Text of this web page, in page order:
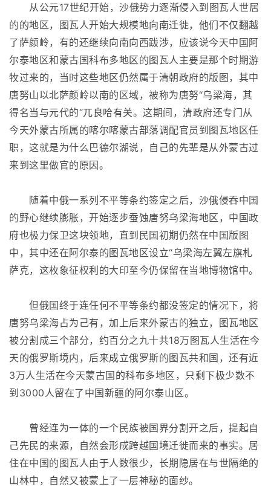
从公元17世纪开始，沙俄势力逐渐侵入到图瓦人世居
的的地区，图瓦人开始大规模地向南迁徙，他们不仅翻越
了萨颜岭，有的还继续向南向西跋涉，应该说今天中国阿
尔泰地区和蒙古国科布多地区的图瓦人主要是那个时期游
牧过来的，当时这些地区仍然属于清朝政府的版图，其中
唐努山以北萨颜岭以南的区域，被称为唐努“乌梁海，其
得名当与元代的“兀良哈有关。这期间，清政府还专门从
今天外蒙古所属的喀尔喀蒙古部落调配官员到图瓦地区任
职，这就是为什么巴德尔湖说，自己的先辈是从外蒙古过
来到这里做官的原因。
随着中俄一系列不平等条约签定之后，沙俄侵吞中国
的野心继续膨胀，开始逐步蚕蚀唐努乌梁海地区，中国政
府也极力保卫这块领地，直到民国初期仍然在中国版图
中，其中还在阿尔泰的图瓦地区设立“乌梁海左翼左旗札
萨克，这枚象征权利的大印至今仍保留在当地博物馆中。
但俄国终于连任何不平等条约都没签定的情况下，将
唐努乌梁海占为己有，加上后来外蒙古的独立，图瓦地区
被分割成三个部分，约百分之九十共18万图瓦人生活在今
天的俄罗斯境内，后来成立俄罗斯的图瓦共和国，还有近
3万人生活在今天蒙古国的科布多地区，只剩下极少数不
到3000人留在了中国新疆的阿尔泰山区。
曾经连为一体的一个民族被国界分割开之后，提起自
己先民的来源，自然会形成跨越国境迁徙而来的事实。居
住在中国的图瓦人由于人数很少，长期隐居在与世隔绝的
山林中，自然又被蒙上了一层神秘的面纱。